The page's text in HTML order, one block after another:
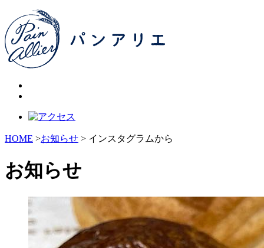
HOME >お知らせ > インスタグラムから
お知らせ